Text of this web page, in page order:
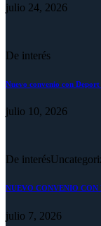
julio 24, 2026
De interés
Nuevo convenio con
julio 10, 2026
De interés
NUEVO CONVENIO CON
julio 7, 2026